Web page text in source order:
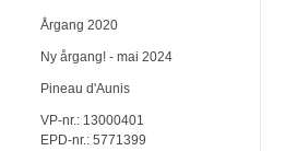
Årgang 2020
Ny årgang! - mai 2024
Pineau d'Aunis
VP-nr.: 13000401
EPD-nr.: 5771399